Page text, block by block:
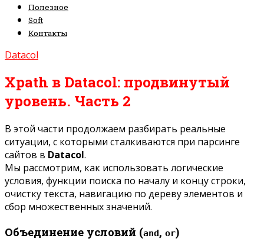
Полезное
Soft
Контакты
Datacol
Xpath в Datacol: продвинутый
уровень. Часть 2
В этой части продолжаем разбирать реальные
ситуации, с которыми сталкиваются при парсинге
сайтов в Datacol.
Мы рассмотрим, как использовать логические
условия, функции поиска по началу и концу строки,
очистку текста, навигацию по дереву элементов и
сбор множественных значений.
Объединение условий (and, or)